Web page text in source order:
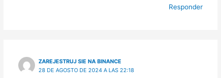
Responder
ZAREJESTRUJ SIE NA BINANCE
28 DE AGOSTO DE 2024 A LAS 22:18